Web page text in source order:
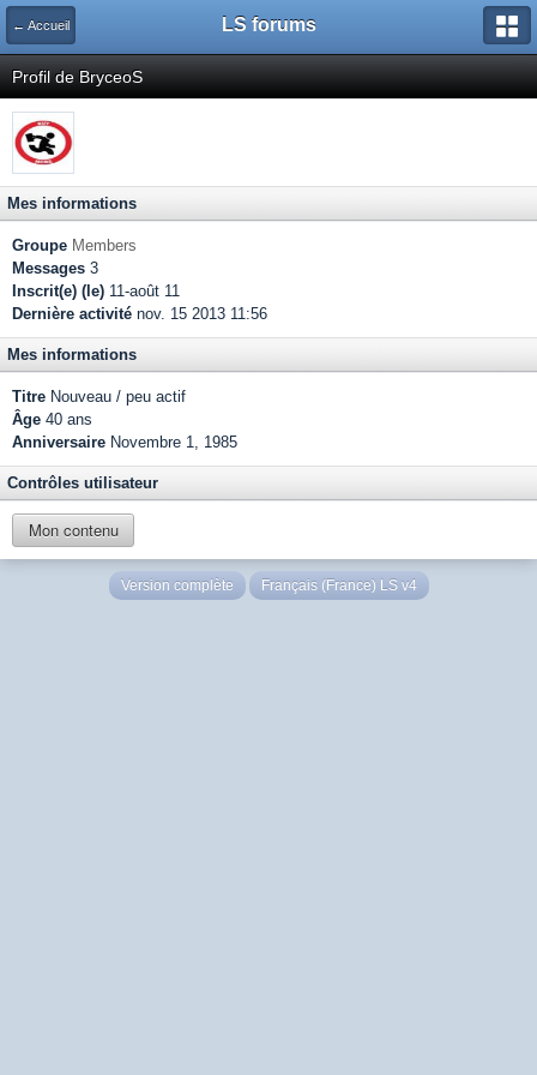
← Accueil LS forums
Profil de BryceoS
Mes informations
Groupe Members
Messages 3
Inscrit(e) (le) 11-août 11
Dernière activité nov. 15 2013 11:56
Mes informations
Titre Nouveau / peu actif
Âge 40 ans
Anniversaire Novembre 1, 1985
Contrôles utilisateur
Mon contenu
Version complète Français (France) LS v4